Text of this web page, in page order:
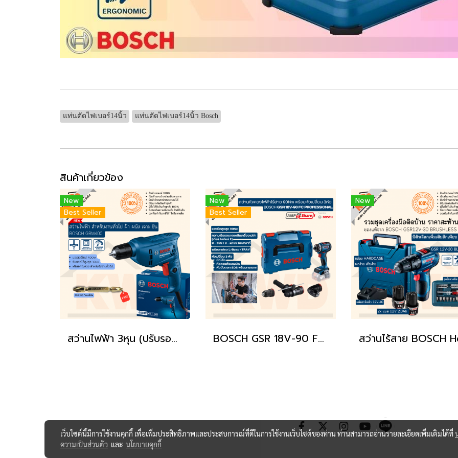
แท่นตัดไฟเบอร์14นิ้ว แท่นตัดไฟเบอร์14นิ้ว Bosch
สินค้าเกี่ยวข้อง
New
Best Seller
สว่านไฟฟ้า 3หุน (ปรับรอบ ซ้าย-ขวา) 2,800 รอบ 400 วัตต์ BOSCH GBM400 รุ่นใหม่ล่าสุด
New
Best Seller
BOSCH GSR 18V-90 FC PROFESSIONAL สว่าน/ไขควงไฟฟ้าไร้สาย 90Nm พร้อมหัวเปลี่ยน 3หัว (ของแท้/ประกันศูนย์/พร้อมส่ง)
New
เว็บไซต์นี้มีการใช้งานคุกกี้ เพื่อเพิ่มประสิทธิภาพและประสบการณ์ที่ดีในการใช้งานเว็บไซต์ของท่าน ท่านสามารถอ่านรายละเอียดเพิ่มเติมได้ที่
ความเป็นส่วนตัว และ นโยบายคุกกี้